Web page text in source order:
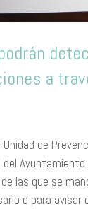
a
Unidad de
del Ayuntamiento
de las que se
o para avisar